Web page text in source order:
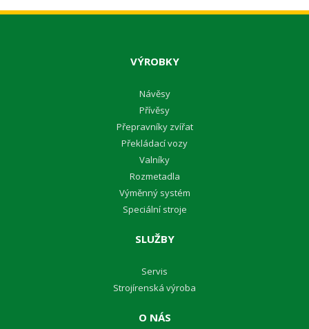
VÝROBKY
Návěsy
Přívěsy
Přepravníky zvířat
Překládací vozy
Valníky
Rozmetadla
Výměnný systém
Speciální stroje
SLUŽBY
Servis
Strojírenská výroba
O NÁS